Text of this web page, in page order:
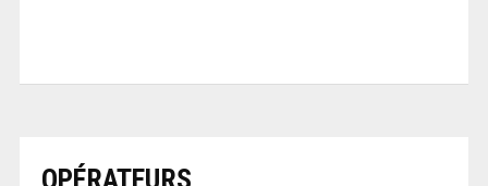
OPÉRATEURS